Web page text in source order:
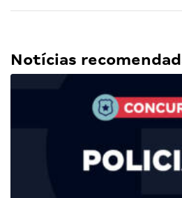
Notícias